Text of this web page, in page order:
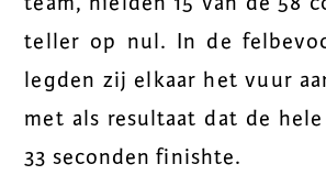
teller op nul. In de
legden zij elkaar het vuur
met als resultaat dat de
33 seconden finishte.